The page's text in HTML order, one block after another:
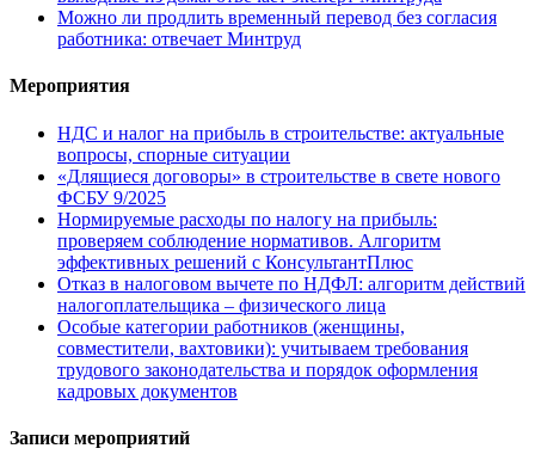
Можно ли продлить временный перевод без согласия
работника: отвечает Минтруд
Мероприятия
НДС и налог на прибыль в строительстве: актуальные
вопросы, спорные ситуации
«Длящиеся договоры» в строительстве в свете нового
ФСБУ 9/2025
Нормируемые расходы по налогу на прибыль:
проверяем соблюдение нормативов. Алгоритм
эффективных решений с КонсультантПлюс
Отказ в налоговом вычете по НДФЛ: алгоритм действий
налогоплательщика – физического лица
Особые категории работников (женщины,
совместители, вахтовики): учитываем требования
трудового законодательства и порядок оформления
кадровых документов
Записи мероприятий